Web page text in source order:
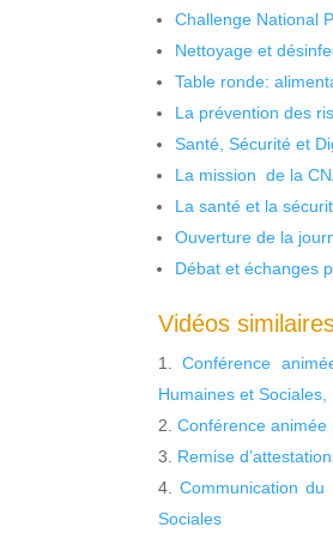
Challenge National
Nettoyage et
Table ronde:
La prévention des
Santé, Sécurité et
La mission de la
La santé et la
Ouverture de la
Débat et échanges
Vidéos
Conférence
Humaines et
Conférence animée
Remise
Communication du
Sociales